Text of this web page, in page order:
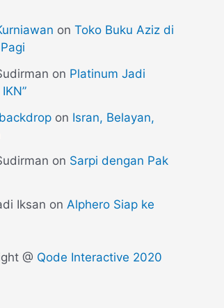
on Toko Buku Aziz di
on Platinum Jadi
on Isran, Belayan,
on Sarpi dengan Pak
Iksan on Alphero Siap ke
@ Qode Interactive 2020